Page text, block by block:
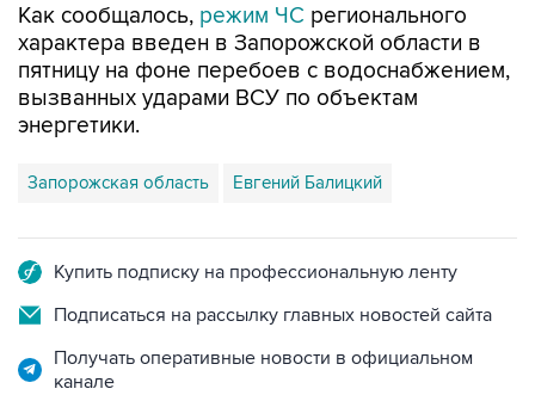
Как сообщалось, режим ЧС регионального
характера введен в Запорожской области в
пятницу на фоне перебоев с водоснабжением,
вызванных ударами ВСУ по объектам
энергетики.
Запорожская область Евгений Балицкий
Купить подписку на профессиональную ленту
Подписаться на рассылку главных новостей сайта
Получать оперативные новости в официальном
канале